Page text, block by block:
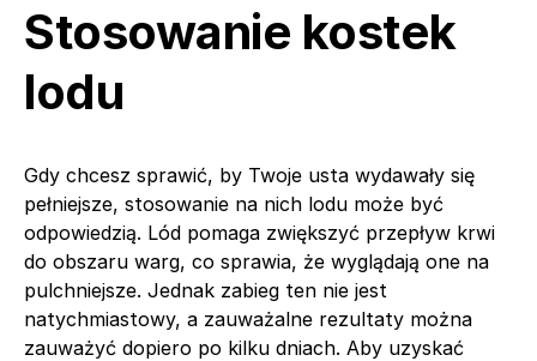
Stosowanie kostek
lodu
Gdy chcesz sprawić, by Twoje usta wydawały się
pełniejsze, stosowanie na nich lodu może być
odpowiedzią. Lód pomaga zwiększyć przepływ krwi
do obszaru warg, co sprawia, że wyglądają one na
pulchniejsze. Jednak zabieg ten nie jest
natychmiastowy, a zauważalne rezultaty można
zauważyć dopiero po kilku dniach. Aby uzyskać